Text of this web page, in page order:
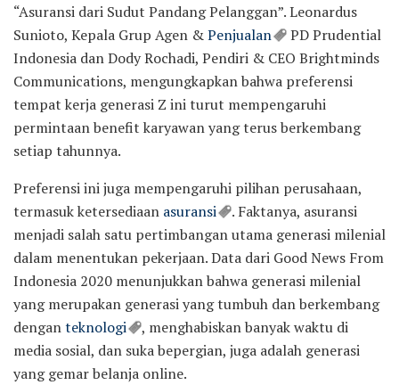
“Asuransi dari Sudut Pandang Pelanggan”. Leonardus
Sunioto, Kepala Grup Agen &Penjualan
PD Prudential
Indonesia dan Dody Rochadi, Pendiri & CEO Brightminds
Communications, mengungkapkan bahwa preferensi
tempat kerja generasi Z ini turut mempengaruhi
permintaan benefit karyawan yang terus berkembang
setiap tahunnya.
Preferensi ini juga mempengaruhi pilihan perusahaan,
termasuk ketersediaan asuransi
. Faktanya, asuransi
menjadi salah satu pertimbangan utama generasi milenial
dalam menentukan pekerjaan. Data dari Good News From
Indonesia 2020 menunjukkan bahwa generasi milenial
yang merupakan generasi yang tumbuh dan berkembang
denganteknologi
, menghabiskan banyak waktu di
media sosial, dan suka bepergian, juga adalah generasi
yang gemar belanja online.